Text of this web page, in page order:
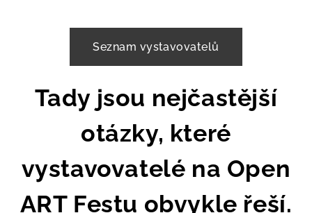
Seznam vystavovatelů
Tady jsou nejčastější
otázky, které
vystavovatelé na Open
ART Festu obvykle řeší.